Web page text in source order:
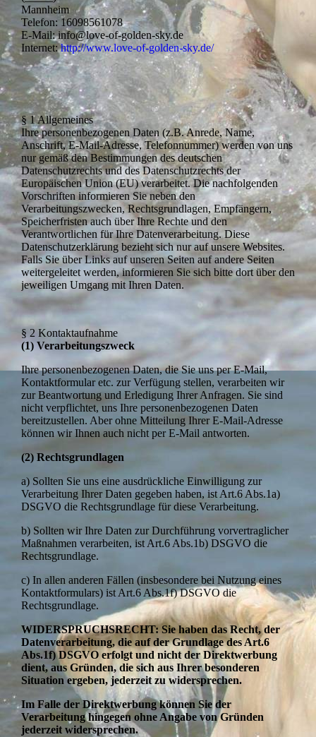
Mannheim
Telefon: 16098561078
E-Mail: info@love-of-golden-sky.de
Internet:http://www.love-of-golden-sky.de/
§ 1 Allgemeines
Ihre personenbezogenen Daten (z.B. Anrede, Name,
Anschrift, E-Mail-Adresse, Telefonnummer) werden von uns
nur gemäß den Bestimmungen des deutschen
Datenschutzrechts und des Datenschutzrechts der
Europäischen Union (EU) verarbeitet. Die nachfolgenden
Vorschriften informieren Sie neben den
Verarbeitungszwecken, Rechtsgrundlagen, Empfängern,
Speicherfristen auch über Ihre Rechte und den
Verantwortlichen für Ihre Datenverarbeitung. Diese
Datenschutzerklärung bezieht sich nur auf unsere Websites.
Falls Sie über Links auf unseren Seiten auf andere Seiten
weitergeleitet werden, informieren Sie sich bitte dort über den
jeweiligen Umgang mit Ihren Daten.
§ 2 Kontaktaufnahme
(1) Verarbeitungszweck
Ihre personenbezogenen Daten, die Sie uns per E-Mail,
Kontaktformular etc. zur Verfügung stellen, verarbeiten wir
zur Beantwortung und Erledigung Ihrer Anfragen. Sie sind
nicht verpflichtet, uns Ihre personenbezogenen Daten
bereitzustellen. Aber ohne Mitteilung Ihrer E-Mail-Adresse
können wir Ihnen auch nicht per E-Mail antworten.
(2) Rechtsgrundlagen
a) Sollten Sie uns eine ausdrückliche Einwilligung zur
Verarbeitung Ihrer Daten gegeben haben, ist Art.6 Abs.1a)
DSGVO die Rechtsgrundlage für diese Verarbeitung.
b) Sollten wir Ihre Daten zur Durchführung vorvertraglicher
Maßnahmen verarbeiten, ist Art.6 Abs.1b) DSGVO die
Rechtsgrundlage.
c) In allen anderen Fällen (insbesondere bei Nutzung eines
Kontaktformulars) ist Art.6 Abs.1f) DSGVO die
Rechtsgrundlage.
WIDERSPRUCHSRECHT: Sie haben das Recht, der
Datenverarbeitung, die auf der Grundlage des Art.6
Abs.1f) DSGVO erfolgt und nicht der Direktwerbung
dient, aus Gründen, die sich aus Ihrer besonderen
Situation ergeben, jederzeit zu widersprechen.
Im Falle der Direktwerbung können Sie der
Verarbeitung hingegen ohne Angabe von Gründen
jederzeit widersprechen.